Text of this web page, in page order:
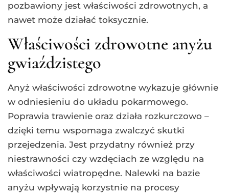
pozbawiony jest właściwości zdrowotnych, a
nawet może działać toksycznie.
Właściwości zdrowotne anyżu
gwiaździstego
Anyż właściwości zdrowotne wykazuje głównie
w odniesieniu do układu pokarmowego.
Poprawia trawienie oraz działa rozkurczowo –
dzięki temu wspomaga zwalczyć skutki
przejedzenia. Jest przydatny również przy
niestrawności czy wzdęciach ze względu na
właściwości wiatropędne. Nalewki na bazie
anyżu wpływają korzystnie na procesy